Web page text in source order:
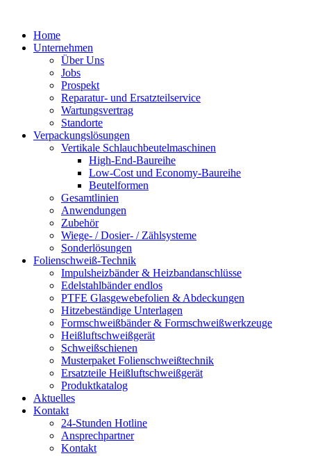
springenHome
Unternehmen
Über Uns
Jobs
Prospekt
Reparatur- und Ersatzteil­service
Wartungsvertrag
Standorte
Verpackungslösungen
Vertikale Schlauch­beutelmaschinen
High-End-Baureihe
Low-Cost und Economy-Baureihe
Beutelformen
Gesamtlinien
Anwendungen
Zubehör
Wiege- / Dosier- / Zählsysteme
Sonderlösungen
Folienschweiß-Technik
Impuls­heizbänder & Heizband­anschlüsse
Edelstahlbänder endlos
PTFE Glas­gewebefolien & Abdeckungen
Hitzebeständige Unterlagen
Formschweiß­bänder & Formschweiß­werkzeuge
Heißluftschweißgerät
Schweiß­schienen
Musterpaket Folienschweißtechnik
Ersatzteile Heißluftschweißgerät
Produktkatalog
Aktuelles
Kontakt
24-Stunden Hotline
Ansprechpartner
Kontakt